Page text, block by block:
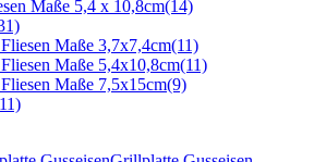
Maße 5,4 x 10,8cm(14)
Maße 3,7x7,4cm(11)
Maße 5,4x10,8cm(11)
Maße 7,5x15cm(9)